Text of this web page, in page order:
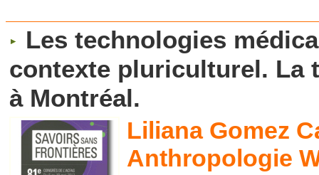
Les technologies
contexte pluriculturel. La
à Montréal.
Liliana Gomez
Anthropologie